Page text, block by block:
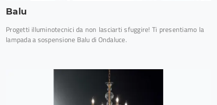
Balu
Progetti illuminotecnici da non lasciarti sfuggire! Ti presentiamo la
lampada a sospensione Balu di Ondaluce.